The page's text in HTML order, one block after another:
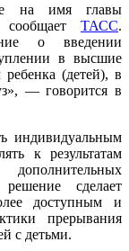
на имя главы
ТАСС.
о введении
в высшие
(детей), в
— говорится в
индивидуальным
к результатам
дополнительных
сделает
доступным и
прерывания
с детьми.